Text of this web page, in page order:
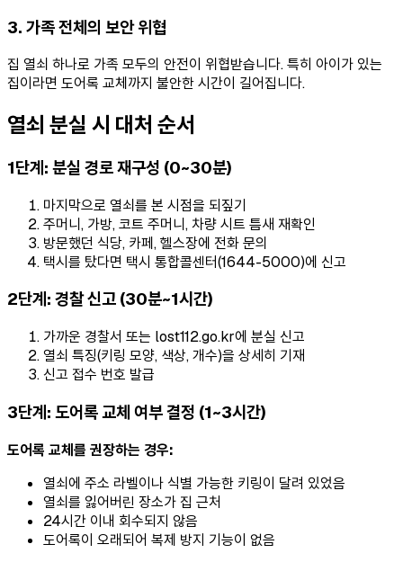
3. 가족 전체의 보안 위협
집 열쇠 하나로 가족 모두의 안전이 위협받습니다. 특히 아이가 있는
집이라면 도어록 교체까지 불안한 시간이 길어집니다.
열쇠 분실 시 대처 순서
1단계: 분실 경로 재구성 (0~30분)
마지막으로 열쇠를 본 시점을 되짚기
주머니, 가방, 코트 주머니, 차량 시트 틈새 재확인
방문했던 식당, 카페, 헬스장에 전화 문의
택시를 탔다면 택시 통합콜센터(1644-5000)에 신고
2단계: 경찰 신고 (30분~1시간)
가까운 경찰서 또는 lost112.go.kr에 분실 신고
열쇠 특징(키링 모양, 색상, 개수)을 상세히 기재
신고 접수 번호 발급
3단계: 도어록 교체 여부 결정 (1~3시간)
도어록 교체를 권장하는 경우:
열쇠에 주소 라벨이나 식별 가능한 키링이 달려 있었음
열쇠를 잃어버린 장소가 집 근처
24시간 이내 회수되지 않음
도어록이 오래되어 복제 방지 기능이 없음